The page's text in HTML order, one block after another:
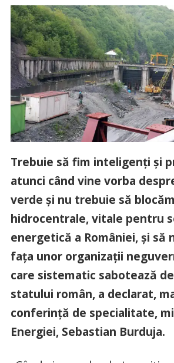
Trebuie să fim inteligenţi şi
atunci când vine vorba
verde şi nu trebuie să
hidrocentrale, vitale pentru
energetică a României, şi să
faţa unor organizaţii
care sistematic sabotează
statului român, a declarat,
conferinţă de specialitate,
Energiei, Sebastian Burduja.